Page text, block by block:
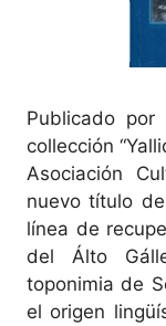
Publicado
collección
Asociación
nuevo título
línea de
del Álto
toponimia de
el origen